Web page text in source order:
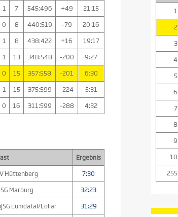
1 7 545:496 +49
21:15
0 8 440:519 -79
20:16
1 8 438:422 +16
19:17
1 13 348:548 -200
9:27
0 15 357:558 -201
6:30
1 15 375:599 -224
5:31
0 16 311:599 -288 4:32
Ergebnis
Hüttenberg
7:30
Marburg
32:23
Lumdatal/Lollar
31:29
1
2
3
4
5
6
7
8
9
10
255